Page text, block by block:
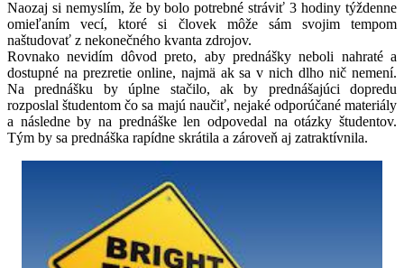
Naozaj si nemyslím, že by bolo potrebné stráviť 3 hodiny týždenne
omieľaním vecí, ktoré si človek môže sám svojim tempom
naštudovať z nekonečného kvanta zdrojov.
Rovnako nevidím dôvod preto, aby prednášky neboli nahraté a
dostupné na prezretie online, najmä ak sa v nich dlho nič nemení.
Na prednášku by úplne stačilo, ak by prednášajúci dopredu
rozposlal študentom čo sa majú naučiť, nejaké odporúčané materiály
a následne by na prednáške len odpovedal na otázky študentov.
Tým by sa prednáška rapídne skrátila a zároveň aj zatraktívnila.